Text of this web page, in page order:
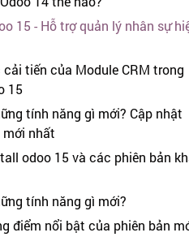
15 - Hỗ trợ quản lý nhân sự
tiến của Module CRM trong
15
tính năng gì mới? Cập nhật
mới nhất
odoo 15 và các phiên bản
tính năng gì mới?
điểm nổi bật của phiên bản